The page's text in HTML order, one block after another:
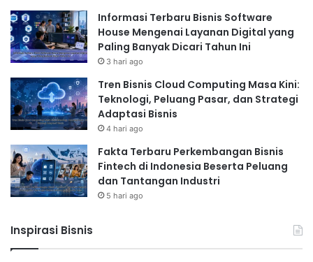
Informasi Terbaru Bisnis Software
House Mengenai Layanan Digital yang
Paling Banyak Dicari Tahun Ini
3 hari ago
Tren Bisnis Cloud Computing Masa Kini:
Teknologi, Peluang Pasar, dan Strategi
Adaptasi Bisnis
4 hari ago
Fakta Terbaru Perkembangan Bisnis
Fintech di Indonesia Beserta Peluang
dan Tantangan Industri
5 hari ago
Inspirasi Bisnis